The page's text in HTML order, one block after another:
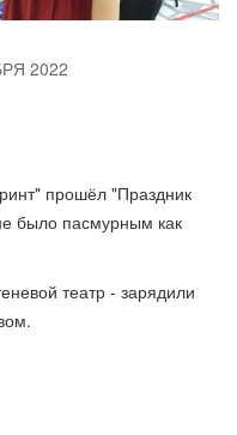
2022
прошёл "Праздник
было пасмурным как
театр - зарядили